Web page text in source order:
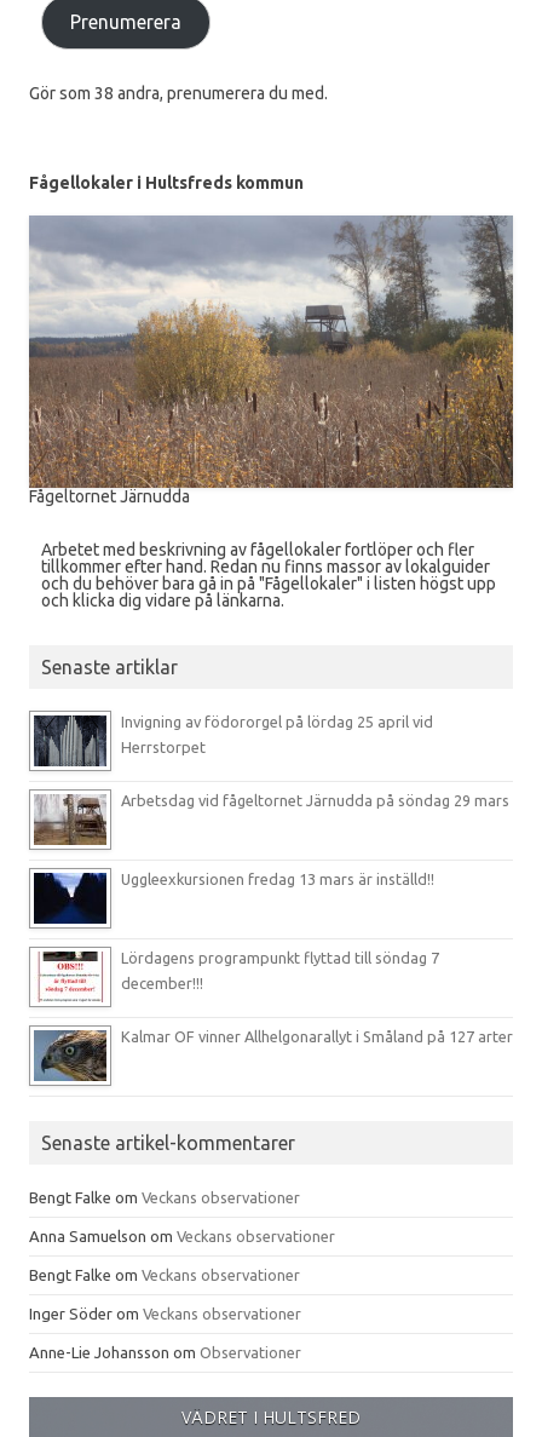
Prenumerera
Gör som 38 andra, prenumerera du med.
Fågellokaler i Hultsfreds kommun
Fågeltornet Järnudda
Arbetet med beskrivning av fågellokaler fortlöper och fler
tillkommer efter hand. Redan nu finns massor av lokalguider
och du behöver bara gå in på "Fågellokaler" i listen högst upp
och klicka dig vidare på länkarna.
Senaste artiklar
Invigning av födororgel på lördag 25 april vid
Herrstorpet
Arbetsdag vid fågeltornet Järnudda på söndag 29 mars
Uggleexkursionen fredag 13 mars är inställd!!
Lördagens programpunkt flyttad till söndag 7
december!!!
Kalmar OF vinner Allhelgonarallyt i Småland på 127 arter
Senaste artikel-kommentarer
Bengt Falke om Veckans observationer
Anna Samuelson om Veckans observationer
Bengt Falke om Veckans observationer
Inger Söder om Veckans observationer
Anne-Lie Johansson om Observationer
VÄDRET I HULTSFRED